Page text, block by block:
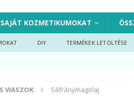
KOZMETIKUMOKAT
DIY TERMÉKEK LETÖLTÉSE
VIASZOK
Sáfránymagolaj